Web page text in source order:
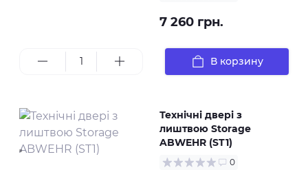
7 260 грн.
В корзину
Технічні двері з
лиштвою Storage
ABWEHR (ST1)
0